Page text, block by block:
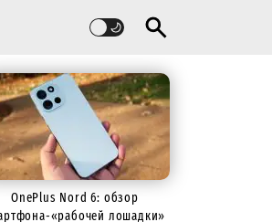
OnePlus Nord 6: обзор
«рабочей лошадки»